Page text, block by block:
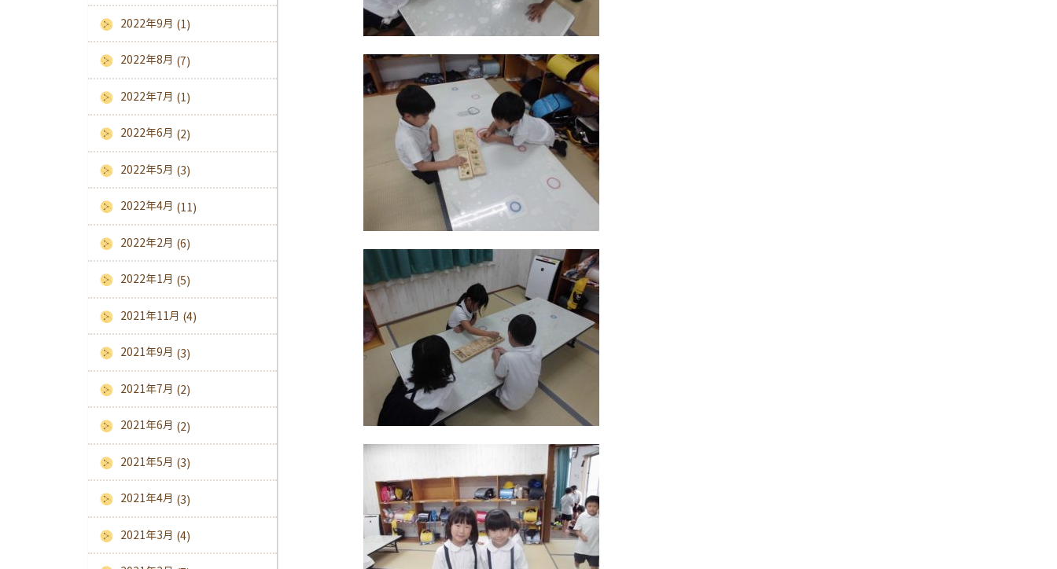
2022年9月 (1)
2022年8月 (7)
2022年7月 (1)
2022年6月 (2)
2022年5月 (3)
2022年4月 (11)
2022年2月 (6)
2022年1月 (5)
2021年11月 (4)
2021年9月 (3)
2021年7月 (2)
2021年6月 (2)
2021年5月 (3)
2021年4月 (3)
2021年3月 (4)